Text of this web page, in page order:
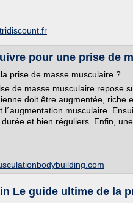
pour une prise de
prise de masse musculaire ?
de masse musculaire repose
doit être augmentée, riche
l´augmentation musculaire.
et bien réguliers. Enfin, une
Le guide ultime de la